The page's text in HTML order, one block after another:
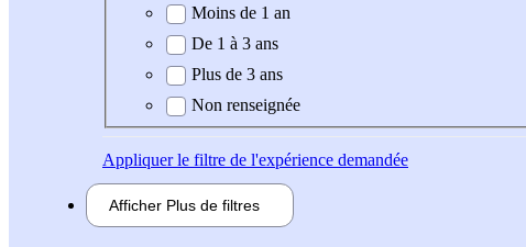
Expérience demandée
Moins de 1 an
De 1 à 3 ans
Plus de 3 ans
Non renseignée
Appliquerle filtre de l'expérience demandée
Afficher Plus de filtres